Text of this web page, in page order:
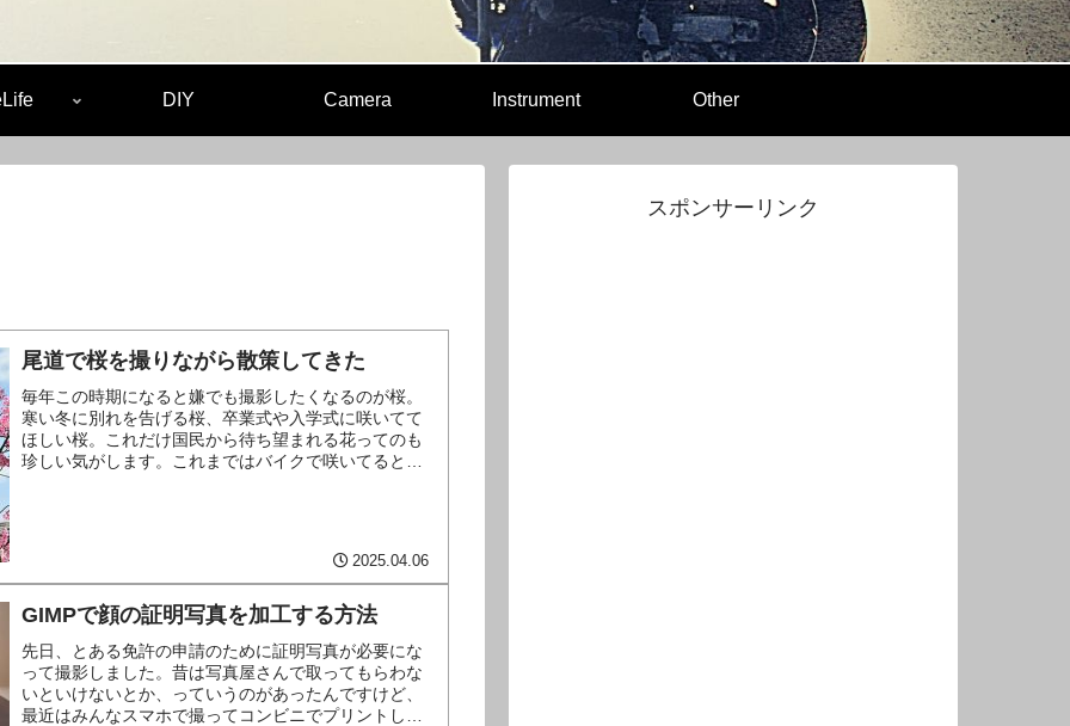
DIY Camera Instrument Other
尾道で桜を撮りながら散策してきた
毎年この時期になると嫌でも撮影したくなるのが桜。
寒い冬に別れを告げる桜、卒業式や入学式に咲いてて
ほしい桜。これだけ国民から待ち望まれる花ってのも
珍しい気がします。これまではバイクで咲いてるとこ
2025.04.06
GIMPで顔の証明写真を加工する方法
先日、とある免許の申請のために証明写真が必要にな
って撮影しました。昔は写真屋さんで取ってもらわな
いといけないとか、っていうのがあったんですけど、
最近はみんなスマホで撮ってコンビニでプリントして
スポンサーリンク